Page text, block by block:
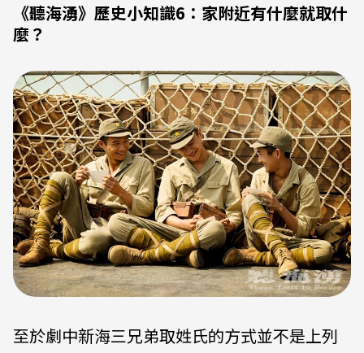
《聽海湧》歷史小知識6：家附近有什麼就取什
麼？
至於劇中新海三兄弟取姓氏的方式並不是上列